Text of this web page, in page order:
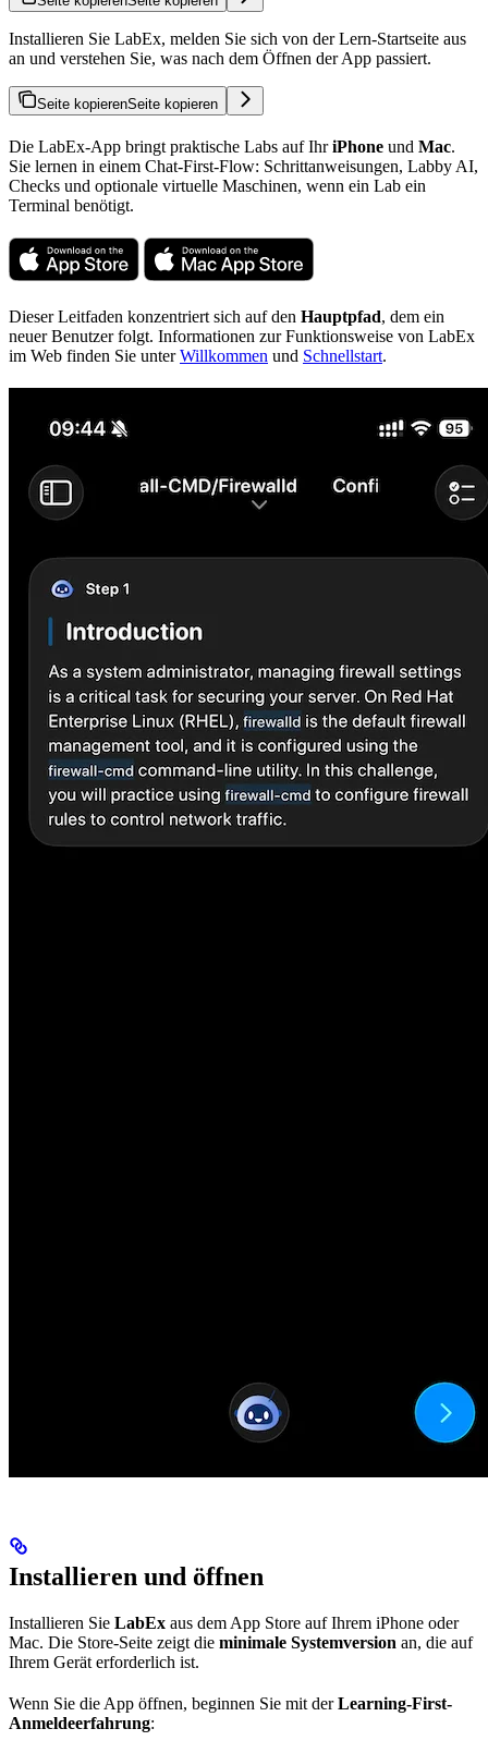
Installieren Sie LabEx, melden Sie sich von der Lern-Startseite aus
an und verstehen Sie, was nach dem Öffnen der App passiert.
Seite kopierenSeite kopieren
Die LabEx-App bringt praktische Labs auf IhriPhone und Mac.
Sie lernen in einem Chat-First-Flow: Schrittanweisungen, Labby AI,
Checks und optionale virtuelle Maschinen, wenn ein Lab ein
Terminal benötigt.
Dieser Leitfaden konzentriert sich auf den Hauptpfad, dem ein
neuer Benutzer folgt. Informationen zur Funktionsweise von LabEx
im Web finden Sie unterWillkommen und Schnellstart.
Installieren und öffnen
Installieren Sie LabEx aus dem App Store auf Ihrem iPhone oder
Mac. Die Store-Seite zeigt die minimale Systemversion an, die auf
Ihrem Gerät erforderlich ist.
Wenn Sie die App öffnen, beginnen Sie mit derLearning-First-
Anmeldeerfahrung: